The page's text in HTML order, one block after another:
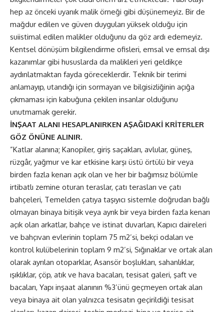
hep az önceki uyanık malik örneği gibi düşünemeyiz. Bir de
mağdur edilen ve güven duyguları yüksek olduğu için
suiistimal edilen malikler olduğunu da göz ardı edemeyiz.
Kentsel dönüşüm bilgilendirme ofisleri, emsal ve emsal dışı
kazanımlar gibi hususlarda da malikleri yeri geldikçe
aydınlatmaktan fayda göreceklerdir. Teknik bir terimi
anlamayıp, utandığı için sormayan ve bilgisizliğinin açığa
çıkmaması için kabuğuna çekilen insanlar olduğunu
unutmamak gerekir.
İNŞAAT ALANI HESAPLANIRKEN AŞAĞIDAKİ KRİTERLER
GÖZ ÖNÜNE ALINIR.
”Katlar alanına; Kanopiler, giriş saçakları, avlular, güneş,
rüzgâr, yağmur ve kar etkisine karşı üstü örtülü bir veya
birden fazla kenarı açık olan ve her bir bağımsız bölümle
irtibatlı zemine oturan teraslar, çatı terasları ve çatı
bahçeleri, Temelden çatıya taşıyıcı sistemle doğrudan bağlı
olmayan binaya bitişik veya ayrık bir veya birden fazla kenarı
açık olan arkatlar, bahçe ve istinat duvarları, Kapıcı daireleri
ve bahçıvan evlerinin toplam 75 m2’si, bekçi odaları ve
kontrol kulübelerinin toplam 9 m2’si, Sığınaklar ve ortak alan
olarak ayrılan otoparklar, Asansör boşlukları, sahanlıklar,
ışıklıklar, çöp, atık ve hava bacaları, tesisat galeri, şaft ve
bacaları, Yapı inşaat alanının %3’ünü geçmeyen ortak alan
veya binaya ait olan yalnızca tesisatın geçirildiği tesisat